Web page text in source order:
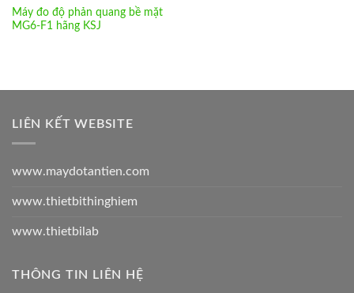
Máy đo độ phản quang bề mặt
MG6-F1 hãng KSJ
LIÊN KẾT WEBSITE
www.maydotantien.com
www.thietbithinghiem
www.thietbilab
THÔNG TIN LIÊN HỆ